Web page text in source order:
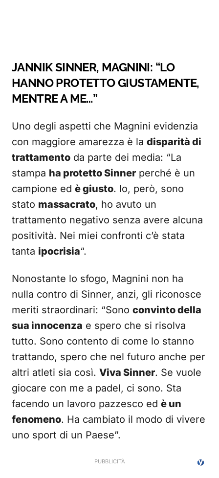
JANNIK SINNER, MAGNINI: “LO
HANNO PROTETTO GIUSTAMENTE,
MENTRE A ME…”
Uno degli aspetti che Magnini evidenzia
con maggiore amarezza è la disparità di
trattamento da parte dei media: “La
stampa ha protetto Sinner perché è un
campione ed è giusto. Io, però, sono
stato massacrato, ho avuto un
trattamento negativo senza avere alcuna
positività. Nei miei confronti c’è stata
tanta ipocrisia“.
Nonostante lo sfogo, Magnini non ha
nulla contro di Sinner, anzi, gli riconosce
meriti straordinari: “Sono convinto della
sua innocenza e spero che si risolva
tutto. Sono contento di come lo stanno
trattando, spero che nel futuro anche per
altri atleti sia così. Viva Sinner. Se vuole
giocare con me a padel, ci sono. Sta
facendo un lavoro pazzesco ed è un
fenomeno. Ha cambiato il modo di vivere
uno sport di un Paese”.